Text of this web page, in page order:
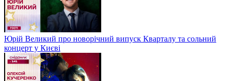
Юрій Великий про новорічний випуск Кварталу та сольний
концерт у Києві